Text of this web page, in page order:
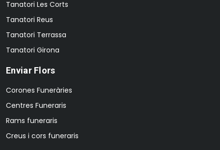
Tanatori Les Corts
Tanatori Reus
Tanatori Terrassa
Tanatori Girona
Enviar Flors
Corones Funeràries
Centres Funeraris
Rams funeraris
Creus i cors funeraris